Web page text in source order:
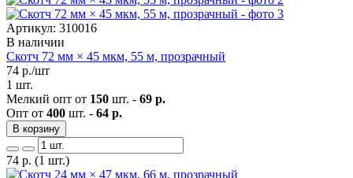
Артикул: 310016
В наличии
Скотч 72 мм × 45 мкм, 55 м, прозрачный
74 р./шт
1 шт.
Мелкий опт от 150 шт. - 69 р.
Опт от 400 шт. - 64 р.
В корзину
74 р. (1 шт.)